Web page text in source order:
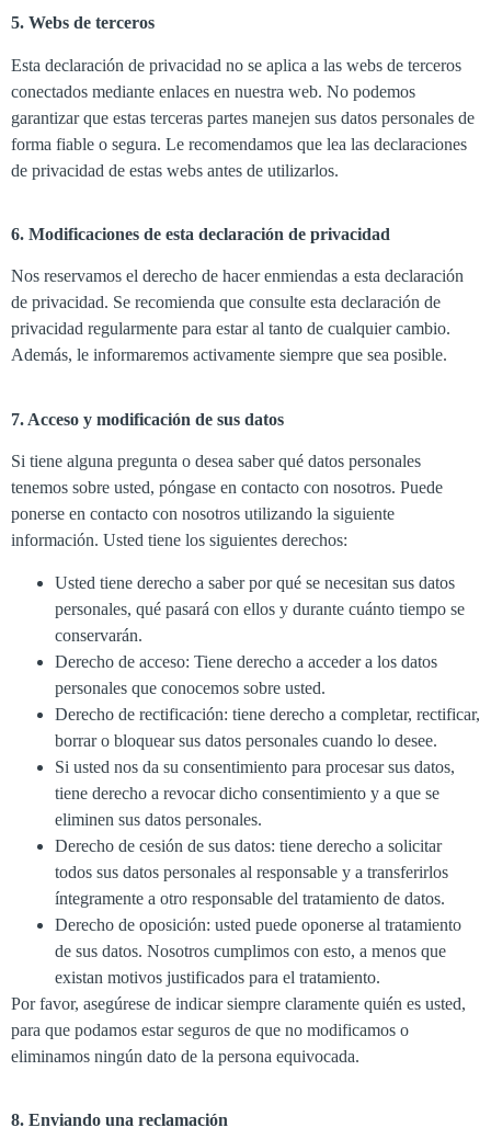
5. Webs de terceros
Esta declaración de privacidad no se aplica a las webs de terceros
conectados mediante enlaces en nuestra web. No podemos
garantizar que estas terceras partes manejen sus datos personales de
forma fiable o segura. Le recomendamos que lea las declaraciones
de privacidad de estas webs antes de utilizarlos.
6. Modificaciones de esta declaración de privacidad
Nos reservamos el derecho de hacer enmiendas a esta declaración
de privacidad. Se recomienda que consulte esta declaración de
privacidad regularmente para estar al tanto de cualquier cambio.
Además, le informaremos activamente siempre que sea posible.
7. Acceso y modificación de sus datos
Si tiene alguna pregunta o desea saber qué datos personales
tenemos sobre usted, póngase en contacto con nosotros. Puede
ponerse en contacto con nosotros utilizando la siguiente
información. Usted tiene los siguientes derechos:
Usted tiene derecho a saber por qué se necesitan sus datos
personales, qué pasará con ellos y durante cuánto tiempo se
conservarán.
Derecho de acceso: Tiene derecho a acceder a los datos
personales que conocemos sobre usted.
Derecho de rectificación: tiene derecho a completar, rectificar,
borrar o bloquear sus datos personales cuando lo desee.
Si usted nos da su consentimiento para procesar sus datos,
tiene derecho a revocar dicho consentimiento y a que se
eliminen sus datos personales.
Derecho de cesión de sus datos: tiene derecho a solicitar
todos sus datos personales al responsable y a transferirlos
íntegramente a otro responsable del tratamiento de datos.
Derecho de oposición: usted puede oponerse al tratamiento
de sus datos. Nosotros cumplimos con esto, a menos que
existan motivos justificados para el tratamiento.
Por favor, asegúrese de indicar siempre claramente quién es usted,
para que podamos estar seguros de que no modificamos o
eliminamos ningún dato de la persona equivocada.
8. Enviando una reclamación